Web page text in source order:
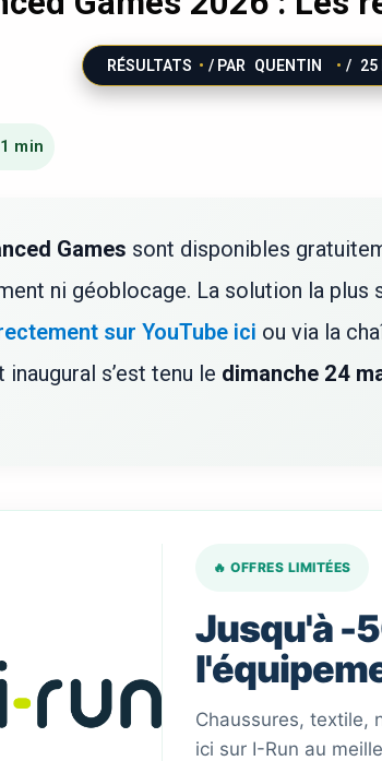
RÉSULTATS / PAR QUENTIN / 25
Games sont disponibles
ni géoblocage. La solution la plus
sur YouTube ici ou via la
inaugural s’est tenu le dimanche 24
🔥 OFFRES LIMITÉES
Jusqu'à -
Chaussures, textile,
ici sur I-Run au